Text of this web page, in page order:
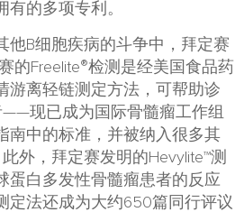
的多项专利。
他B细胞疾病的斗争中，拜定赛
的Freelite®检测是经美国食品药
游离轻链测定方法，可帮助诊
——现已成为国际骨髓瘤工作组
南中的标准，并被纳入很多其
外，拜定赛发明的Hevylite™测
蛋白多发性骨髓瘤患者的反应
定法还成为大约650篇同行评议